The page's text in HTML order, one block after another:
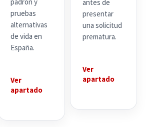
pruebas
alternativas
de vida en
España.
Ver
apartado
antes de
presentar
una solicitud
prematura.
Ver
apartado